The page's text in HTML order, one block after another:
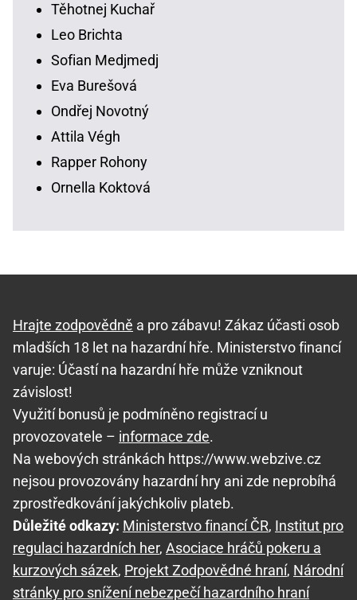
Těhotnej Kuchař
Leo Brichta
Sofian Medjmedj
Eva Burešová
Ondřej Novotný
Attila Végh
Rapper Rohony
Ornella Koktová
Hrajte zodpovědně a pro zábavu! Zákaz účasti osob
mladších 18 let na hazardní hře. Ministerstvo financí
varuje: Účastí na hazardní hře může vzniknout
závislost!
Využití bonusů je podmíněno registrací u
provozovatele – informace zde.
Na webových stránkách https://www.webzive.cz
nejsou provozovány hazardní hry ani zde neprobíhá
zprostředkování jakýchkoliv plateb.
Důležité odkazy: Ministerstvo financí ČR, Institut pro
regulaci hazardních her, Asociace hráčů pokeru a
kurzových sázek, Projekt Zodpovědné hraní, Národní
stránky pro snížení nebezpečí hazardního hraní